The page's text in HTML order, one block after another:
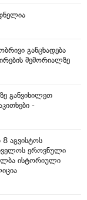
განცხადება
მემორიალზე
განვიხილეთ
-
აგვისტოს
ეროვნული
ისტორიული